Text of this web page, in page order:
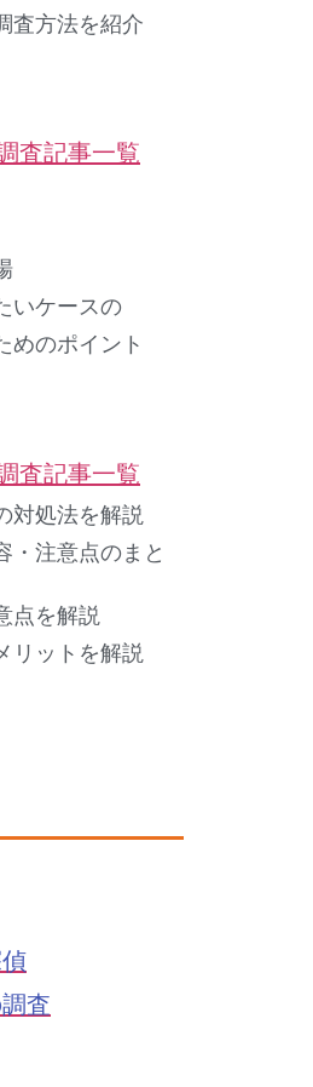
査方法を紹介
査記事一覧
いケースの
めのポイント
査記事一覧
対処法を解説
・注意点のまと
点を解説
リットを解説
査